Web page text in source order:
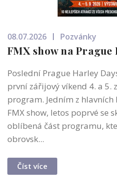
08.07.2026 Pozvánky
FMX show na
Poslední Prague Harley
první zářijový víkend 4. a 5.
program. Jedním z
FMX show, letos poprvé se
oblíbená část programu,
obrovsk...
Číst více